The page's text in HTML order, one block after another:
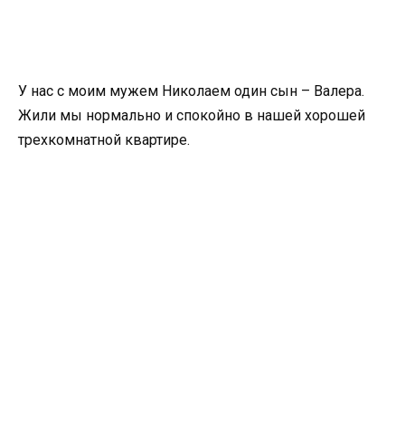
У нас с моим мужем Николаем один сын – Валера.
Жили мы нормально и спокойно в нашей хорошей
трехкомнатной квартире.